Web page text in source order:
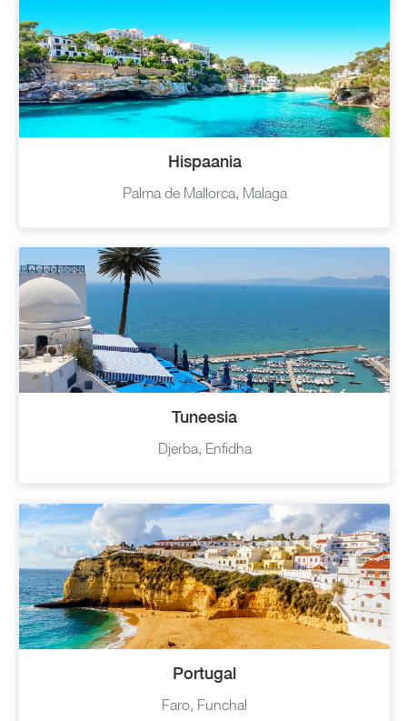
Hispaania
Palma de Mallorca, Malaga
Tuneesia
Djerba, Enfidha
Portugal
Faro, Funchal